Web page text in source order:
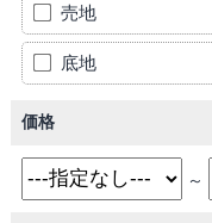
売地
底地
価格
～